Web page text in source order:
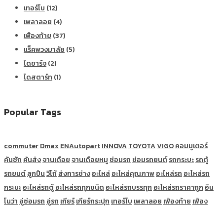
เทอร์โบ (12)
เพลาลอย (4)
เฟืองท้าย (37)
แร็คพวงมาลัย (5)
ไดชาร์จ(2)
ไดสตาร์ท (1)
Popular Tags
commuterDmaxENAutopartINNOVATOYOTAVIGOคอมมูเตอร์
คันชัก คันส่งจานเดือยจานเดือยหมู ซ่อมรถ ซ่อมรถยนต์รถกระบะรถตู้
รถยนต์ลูกปืนวีโก้ส่งการช่างอะไหล่ อะไหล่คุณภาพอะไหล่รถ อะไหล่รถ
กระบะอะไหล่รถตู้อะไหล่รถทุกชนิด อะไหล่รถบรรทุก อะไหล่รถราคาถูก อิน
โนว่า อู่ซ่อมรถ อู่รถ เกียร์เกียร์กระปุก เทอร์โบ เพลาลอย เฟืองท้าย เฟือง